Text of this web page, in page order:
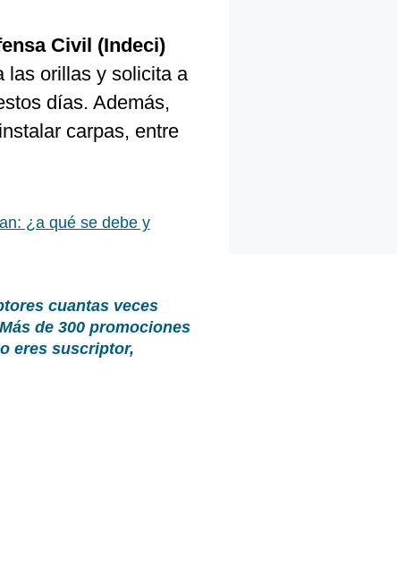
Civil (Indeci)
las orillas y solicita a
días. Además,
carpas, entre
¿a qué se debe y
cuantas veces
de 300 promociones
eres suscriptor,